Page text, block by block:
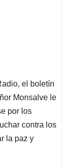
el boletín
Monsalve le
por los
contra los
la paz y